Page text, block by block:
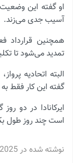
او گفته این
آسیب جدی می‌زند.
همچنین قرارداد
تمدید می‌شود تا
البته اتحادیه
گفته این کار فقط
است چند روز طول
نوشته شده در2025-08-16